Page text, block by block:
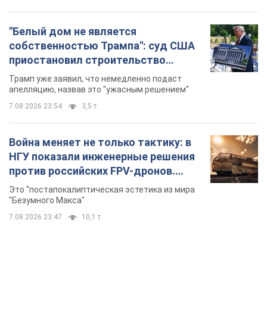
"Белый дом не является
собственностью Трампа": суд США
приостановил строительство
бального зала стоимостью 400 млн
долларов
Трамп уже заявил, что немедленно подаст
апелляцию, назвав это "ужасным решением"
7.08.2026 23:54 3,5 т.
Война меняет не только тактику: в
НГУ показали инженерные решения
против российских FPV-дронов.
Фото
Это "постапокалиптическая эстетика из мира
"Безумного Макса"
7.08.2026 23:47 10,1 т.